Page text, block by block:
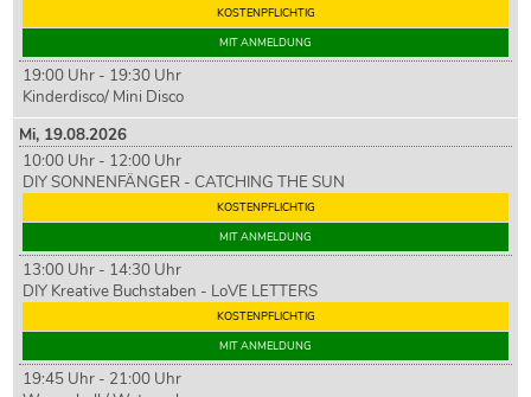
KOSTENPFLICHTIG
MIT ANMELDUNG
19:00 Uhr - 19:30 Uhr
Kinderdisco/ Mini Disco
Mi, 19.08.2026
10:00 Uhr - 12:00 Uhr
DIY SONNENFÄNGER - CATCHING THE SUN
KOSTENPFLICHTIG
MIT ANMELDUNG
13:00 Uhr - 14:30 Uhr
DIY Kreative Buchstaben - LoVE LETTERS
KOSTENPFLICHTIG
MIT ANMELDUNG
19:45 Uhr - 21:00 Uhr